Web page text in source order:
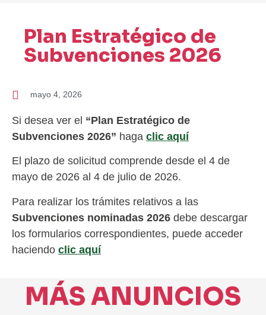
Plan Estratégico de
Subvenciones 2026
mayo 4, 2026
Si desea ver el “Plan Estratégico de
Subvenciones 2026” haga clic aquí
El plazo de solicitud comprende desde el 4 de
mayo de 2026 al 4 de julio de 2026.
Para realizar los trámites relativos a las
Subvenciones nominadas 2026 debe descargar
los formularios correspondientes, puede acceder
haciendo clic aquí
MÁS ANUNCIOS